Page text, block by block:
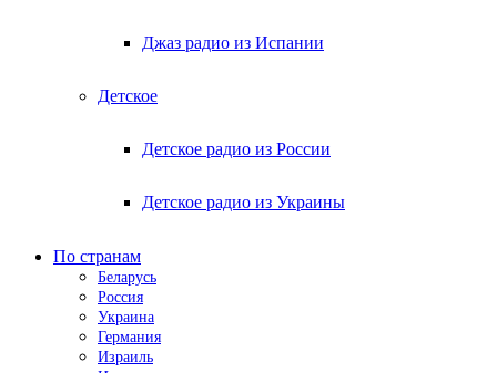
Джаз радио из Испании
Детское
Детское радио из России
Детское радио из Украины
По странам
Беларусь
Россия
Украина
Германия
Израиль